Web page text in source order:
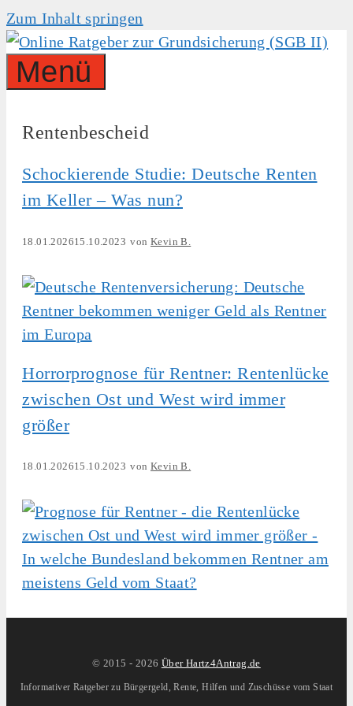
Zum Inhalt springen
Menü
Rentenbescheid
Schockierende Studie: Deutsche Renten
im Keller – Was nun?
18.01.202615.10.2023 vonKevin B.
Horrorprognose für Rentner: Rentenlücke
zwischen Ost und West wird immer
größer
18.01.202615.10.2023 vonKevin B.
© 2015 - 2026 Über Hartz4Antrag.de
Informativer Ratgeber zu Bürgergeld, Rente, Hilfen und Zuschüsse vom Staat